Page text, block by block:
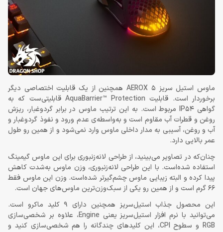
ماوس استیل سریز AEROX 5 همچنین از یک قابلیت اختصاصی دیگر
برخوردار است. قابلیت AquaBarrier™ Protection قابلیتی‌ست که به
گواهی IP54 مربوط است. به این ترتیب ماوس در برابر گردوغبار، ریزش
روغن و قطرات آب مقاوم است و به‌واسطه‌ی عدم ورود و نفوذ گردوغبار و
آب و روغن، آسیبی به مدار داخلی ماوس وارد نمی‌شود و از همین رو طول
عمر بالایی دارد.
چنان‌که در تصاویر می‌بینید، از طراحی لانه‌زنبوری برای این ماوس گیمینگ
استفاده شده‌است. با این طراحی لانه‌زنبوری، وزن ماوس به‌شدت کاهش
پیدا کرده و البته زیبایی ماوس چشم‌گیرتر شده‌است. وزن این ماوس فقط
66 گرم است و از همین رو یکی از سبک‌وزن‌ترین ماوس‌های جهان است.
این محصول جذاب استیل‌سریز همچنین دارای 9 کلید ماکرو است.
می‌توانید با نرم افزار استیل‌سریز یعنی Engine، علاوه بر شخصی‌سازی
RGB و سطوح CPI، این کلیدهای چندگانه را هم شخصی‌سازی کنید و